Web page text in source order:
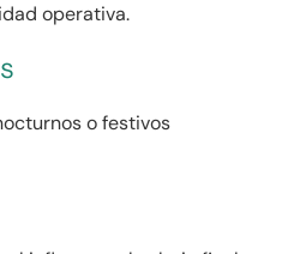
operativa.
o festivos